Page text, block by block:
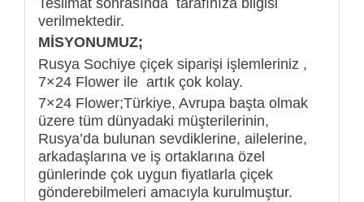
verilmektedir.
MİSYONUMUZ;
Rusya Sochiye çiçek siparişi işlemleriniz ,
7×24 Flower ile artık çok kolay.
7×24 Flower;Türkiye, Avrupa başta olmak
üzere tüm dünyadaki müşterilerinin,
Rusya’da bulunan sevdiklerine, ailelerine,
arkadaşlarına ve iş ortaklarına özel
günlerinde çok uygun fiyatlarla çiçek
gönderebilmeleri amacıyla kurulmuştur.